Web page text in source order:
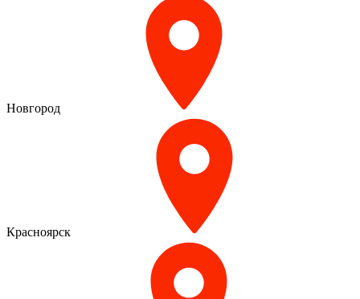
Новгород
Красноярск